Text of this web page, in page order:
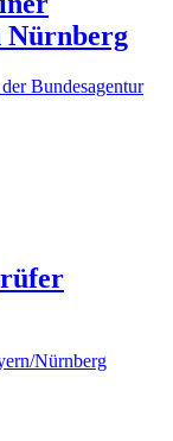
Nürnberg
Bundesagentur
Nürnberg